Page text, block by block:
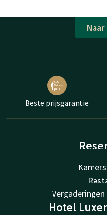
Naar
Beste prijsgarantie
Hotel